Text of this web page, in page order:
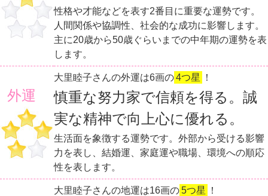
性格や才能などを表す2番目に重要な運勢です。
人間関係や協調性、社会的な成功に影響します。
主に20歳から50歳ぐらいまでの中年期の運勢を表
します。
外運
大里睦子さんの外運は6画の4つ星 ！
慎重な努力家で信頼を得る。誠
実な精神で向上心に優れる。
生活面を象徴する運勢です。外部から受ける影響
力を表し、結婚運、家庭運や職場、環境への順応
性を表します。
大里睦子さんの地運は16画の5つ星 ！